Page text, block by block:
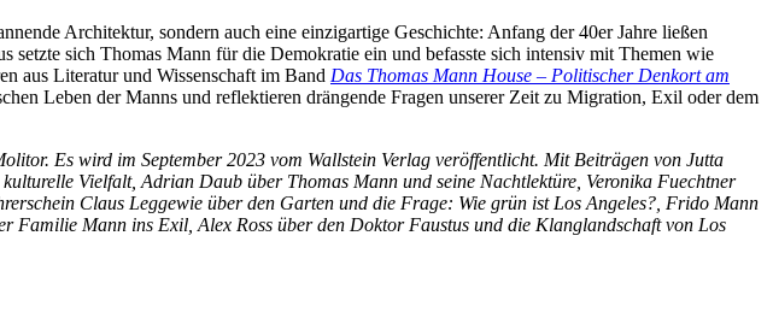
Architektur, sondern auch eine einzigartige Geschichte: Anfang der 40er Jahre ließen
sich Thomas Mann für die Demokratie ein und befasste sich intensiv mit Themen wie
aus Literatur und Wissenschaft im Band Das Thomas Mann House – Politischer Denkort am
Leben der Manns und reflektieren drängende Fragen unserer Zeit zu Migration, Exil oder dem
Es wird im September 2023 vom Wallstein Verlag veröffentlicht. Mit Beiträgen von Jutta
Vielfalt, Adrian Daub über Thomas Mann und seine Nachtlektüre, Veronika Fuechtner
Claus Leggewie über den Garten und die Frage: Wie grün ist Los Angeles?, Frido Mann
Familie Mann ins Exil, Alex Ross über den Doktor Faustus und die Klanglandschaft von Los